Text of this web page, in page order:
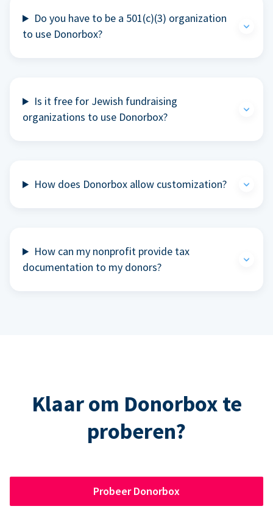
Do you have to be a 501(c)(3) organization
to use Donorbox?
Is it free for Jewish fundraising
organizations to use Donorbox?
How does Donorbox allow customization?
How can my nonprofit provide tax
documentation to my donors?
Klaar om Donorbox te
proberen?
Probeer Donorbox